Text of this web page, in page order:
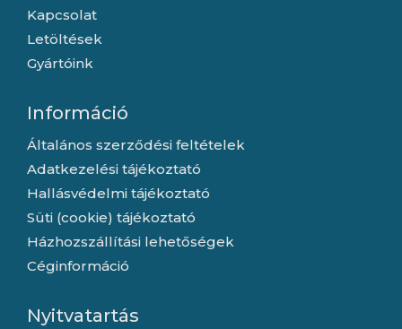
Kapcsolat
Letöltések
Gyártóink
Információ
Általános szerződési feltételek
Adatkezelési tájékoztató
Hallásvédelmi tájékoztató
Süti (cookie) tájékoztató
Házhozszállítási lehetőségek
Céginformáció
Nyitvatartás